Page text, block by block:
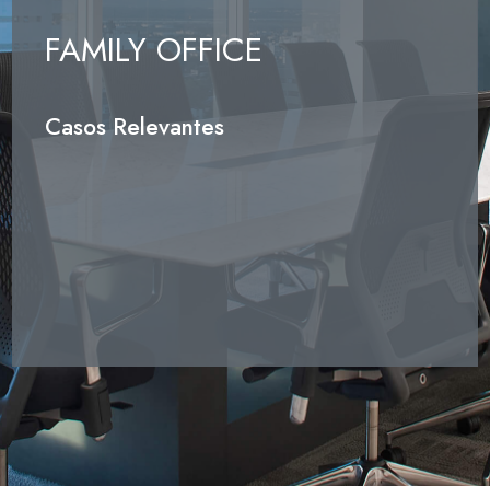
FAMILY OFFICE
Casos Relevantes